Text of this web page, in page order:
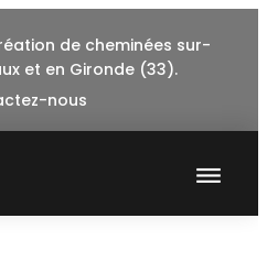
de cheminées sur-
et en Gironde (33).
nous